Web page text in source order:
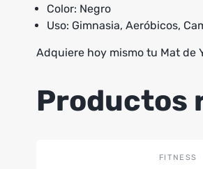
Color: Negro
Uso: Gimnasia, Aeróbicos,
Adquiere hoy mismo tu Mat de
Productos
FITNESS